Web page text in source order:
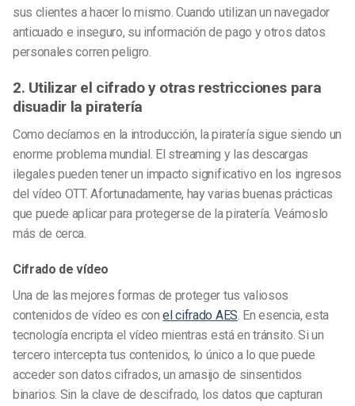
sus clientes a hacer lo mismo. Cuando utilizan un navegador
anticuado e inseguro, su información de pago y otros datos
personales corren peligro.
2. Utilizar el cifrado y otras restricciones para
disuadir la piratería
Como decíamos en la introducción, la piratería sigue siendo un
enorme problema mundial. El streaming y las descargas
ilegales pueden tener un impacto significativo en los ingresos
del vídeo OTT. Afortunadamente, hay varias buenas prácticas
que puede aplicar para protegerse de la piratería. Veámoslo
más de cerca.
Cifrado de vídeo
Una de las mejores formas de proteger tus valiosos
contenidos de vídeo es conel cifrado AES. En esencia, esta
tecnología encripta el vídeo mientras está en tránsito. Si un
tercero intercepta tus contenidos, lo único a lo que puede
acceder son datos cifrados, un amasijo de sinsentidos
binarios. Sin la clave de descifrado, los datos que capturan